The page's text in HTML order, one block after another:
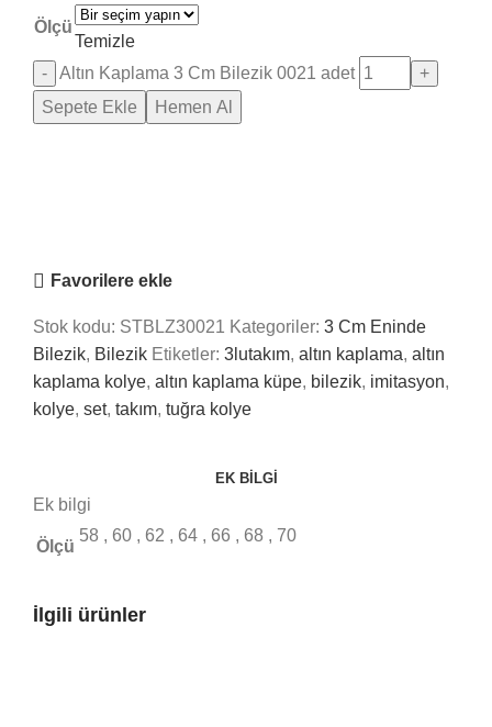
Ölçü
Temizle
Altın Kaplama 3 Cm Bilezik 0021 adet
Sepete Ekle
Hemen Al
Favorilere ekle
Stok kodu: STBLZ30021 Kategoriler: 3 Cm Eninde
Bilezik, Bilezik Etiketler: 3lutakım, altın kaplama, altın
kaplama kolye, altın kaplama küpe, bilezik, imitasyon,
kolye, set, takım, tuğra kolye
EK BILGI
Ek bilgi
Ölçü
58 , 60 , 62 , 64 , 66 , 68 , 70
İlgili ürünler